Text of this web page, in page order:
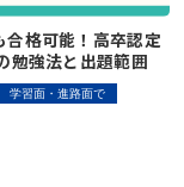
合格可能！高卒認定
勉強法と出題範囲
学習面・進路面で